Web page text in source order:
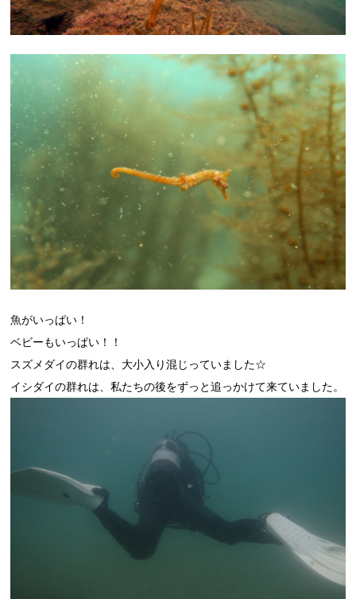
魚がいっぱい！
ベビーもいっぱい！！
スズメダイの群れは、大小入り混じっていました☆
イシダイの群れは、私たちの後をずっと追っかけて来ていました。